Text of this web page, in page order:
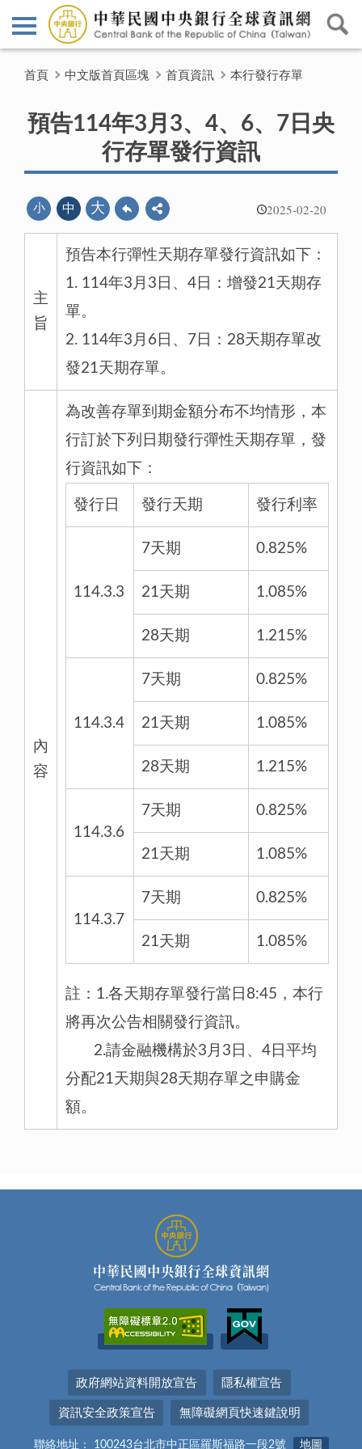
首頁 中文版首頁區塊 首頁資訊 本行發行存單
預告114年3月3、4、6、7日央
行存單發行資訊
2025-02-20
小 中 大
主
旨
預告本行彈性天期存單發行資訊如下：
1. 114年3月3日、4日：增發21天期存
單。
2. 114年3月6日、7日：28天期存單改
發21天期存單。
內
容
為改善存單到期金額分布不均情形，本
行訂於下列日期發行彈性天期存單，發
行資訊如下：
發行日 發行天期 發行利率
114.3.3
7天期 0.825%
21天期 1.085%
28天期 1.215%
114.3.4
7天期 0.825%
21天期 1.085%
28天期 1.215%
114.3.6
7天期 0.825%
21天期 1.085%
114.3.7
7天期 0.825%
21天期 1.085%
註：1.各天期存單發行當日8:45，本行
將再次公告相關發行資訊。
2.請金融機構於3月3日、4日平均
分配21天期與28天期存單之申購金
額。
政府網站資料開放宣告 隱私權宣告
資訊安全政策宣告 無障礙網頁快速鍵說明
聯絡地址： 100243台北市中正區羅斯福路一段2號 地圖